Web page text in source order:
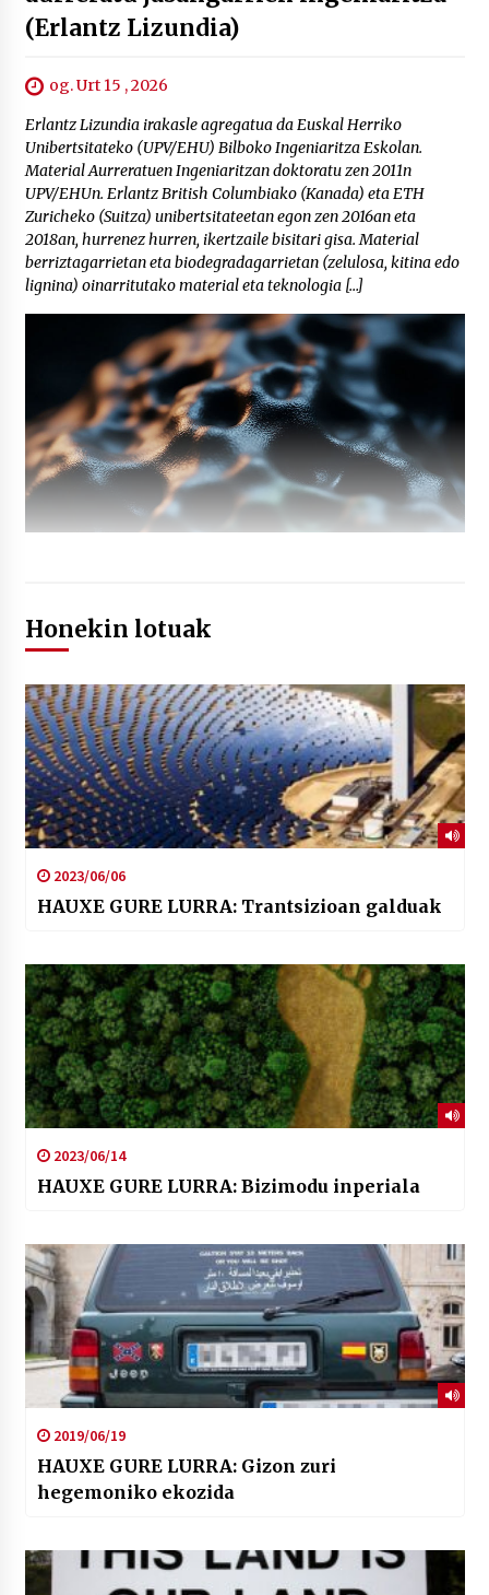
(Erlantz Lizundia)
og. Urt 15 , 2026
Erlantz Lizundia irakasle agregatua da Euskal Herriko
Unibertsitateko (UPV/EHU) Bilboko Ingeniaritza Eskolan.
Material Aurreratuen Ingeniaritzan doktoratu zen 2011n
UPV/EHUn. Erlantz British Columbiako (Kanada) eta ETH
Zuricheko (Suitza) unibertsitateetan egon zen 2016an eta
2018an, hurrenez hurren, ikertzaile bisitari gisa. Material
berriztagarrietan eta biodegradagarrietan (zelulosa, kitina edo
lignina) oinarritutako material eta teknologia […]
Honekin lotuak
2023/06/06
HAUXE GURE LURRA: Trantsizioan galduak
2023/06/14
HAUXE GURE LURRA: Bizimodu inperiala
2019/06/19
HAUXE GURE LURRA: Gizon zuri
hegemoniko ekozida